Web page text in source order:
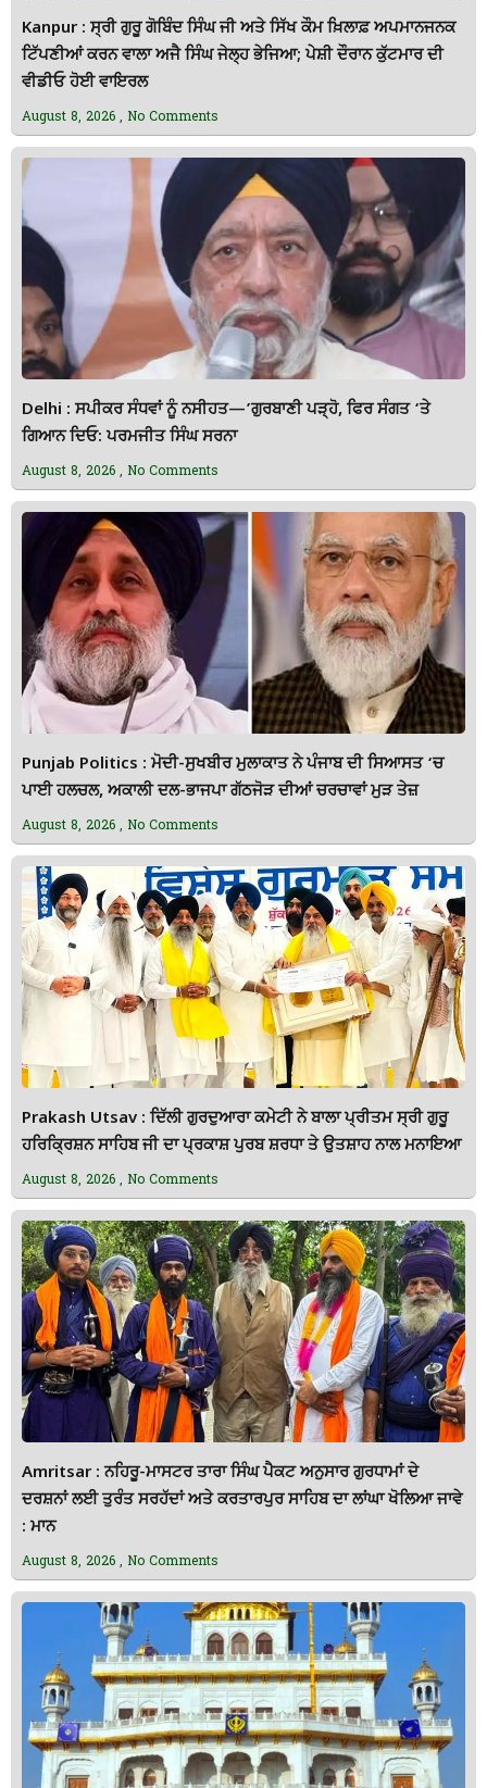
Kanpur : ਸ੍ਰੀ ਗੁਰੂ ਗੋਬਿੰਦ ਸਿੰਘ ਜੀ ਅਤੇ ਸਿੱਖ ਕੌਮ ਖ਼ਿਲਾਫ਼ ਅਪਮਾਨਜਨਕ
ਟਿੱਪਣੀਆਂ ਕਰਨ ਵਾਲਾ ਅਜੈ ਸਿੰਘ ਜੇਲ੍ਹ ਭੇਜਿਆ; ਪੇਸ਼ੀ ਦੌਰਾਨ ਕੁੱਟਮਾਰ ਦੀ
ਵੀਡੀਓ ਹੋਈ ਵਾਇਰਲ
August 8, 2026 No Comments
Delhi : ਸਪੀਕਰ ਸੰਧਵਾਂ ਨੂੰ ਨਸੀਹਤ—’ਗੁਰਬਾਣੀ ਪੜ੍ਹੋ, ਫਿਰ ਸੰਗਤ ‘ਤੇ
ਗਿਆਨ ਦਿਓ: ਪਰਮਜੀਤ ਸਿੰਘ ਸਰਨਾ
August 8, 2026 No Comments
Punjab Politics : ਮੋਦੀ-ਸੁਖਬੀਰ ਮੁਲਾਕਾਤ ਨੇ ਪੰਜਾਬ ਦੀ ਸਿਆਸਤ ‘ਚ
ਪਾਈ ਹਲਚਲ, ਅਕਾਲੀ ਦਲ-ਭਾਜਪਾ ਗੱਠਜੋੜ ਦੀਆਂ ਚਰਚਾਵਾਂ ਮੁੜ ਤੇਜ਼
August 8, 2026 No Comments
Prakash Utsav : ਦਿੱਲੀ ਗੁਰਦੁਆਰਾ ਕਮੇਟੀ ਨੇ ਬਾਲਾ ਪ੍ਰੀਤਮ ਸ੍ਰੀ ਗੁਰੂ
ਹਰਿਕ੍ਰਿਸ਼ਨ ਸਾਹਿਬ ਜੀ ਦਾ ਪ੍ਰਕਾਸ਼ ਪੁਰਬ ਸ਼ਰਧਾ ਤੇ ਉਤਸ਼ਾਹ ਨਾਲ ਮਨਾਇਆ
August 8, 2026 No Comments
Amritsar : ਨਹਿਰੂ-ਮਾਸਟਰ ਤਾਰਾ ਸਿੰਘ ਪੈਕਟ ਅਨੁਸਾਰ ਗੁਰਧਾਮਾਂ ਦੇ
ਦਰਸ਼ਨਾਂ ਲਈ ਤੁਰੰਤ ਸਰਹੱਦਾਂ ਅਤੇ ਕਰਤਾਰਪੁਰ ਸਾਹਿਬ ਦਾ ਲਾਂਘਾ ਖੋਲਿਆ ਜਾਵੇ
: ਮਾਨ
August 8, 2026 No Comments